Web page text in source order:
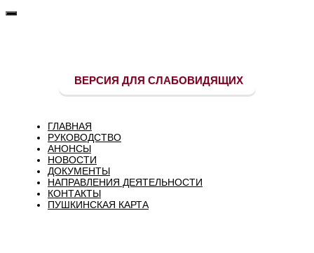
ВЕРСИЯ ДЛЯ СЛАБОВИДЯЩИХ
ГЛАВНАЯ
РУКОВОДСТВО
АНОНСЫ
НОВОСТИ
ДОКУМЕНТЫ
НАПРАВЛЕНИЯ ДЕЯТЕЛЬНОСТИ
КОНТАКТЫ
ПУШКИНСКАЯ КАРТА